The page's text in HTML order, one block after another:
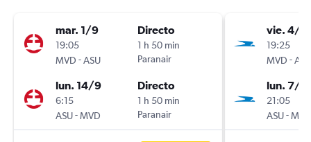
mar. 1/9
19:05
MVD -ASU
Directo
1 h 50 min
Paranair
lun. 14/9
6:15
ASU-MVD
Directo
1 h 50 min
Paranair
vie. 4/9
19:25
MVD -ASU
lun. 7/9
21:05
ASU-MVD